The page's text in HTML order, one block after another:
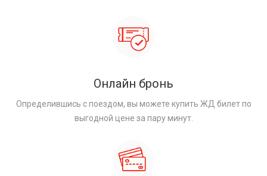
Онлайн бронь
Определившись с поездом, вы можете купить ЖД билет по
выгодной цене за пару минут.